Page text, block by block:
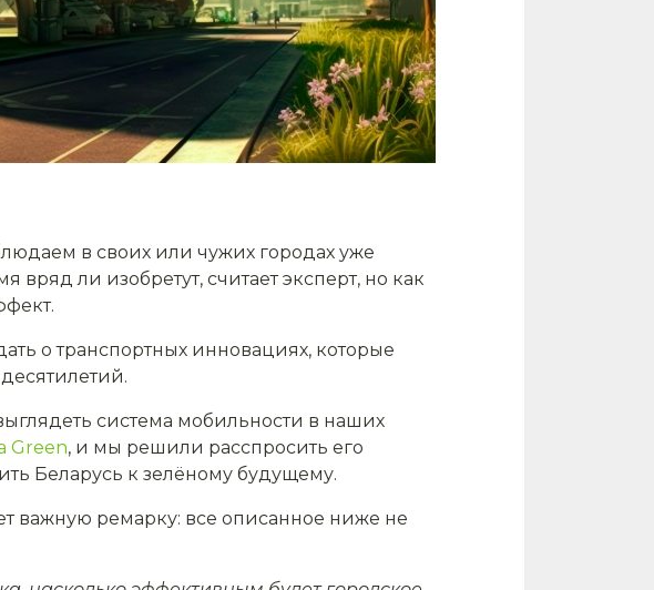
в своих или чужих городах уже
вряд ли изобретут, считает эксперт, но как
о транспортных инновациях, которые
система мобильности в наших
Green, и мы решили расспросить его
Беларусь к зелёному будущему.
важную ремарку: все описанное ниже не